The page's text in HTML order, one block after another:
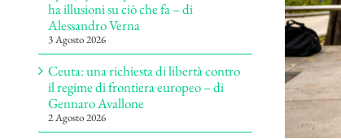
ha illusioni su ciò che fa – di
Alessandro Verna
3 Agosto 2026
Ceuta: una richiesta di libertà contro
il regime di frontiera europeo – di
Gennaro Avallone
2 Agosto 2026